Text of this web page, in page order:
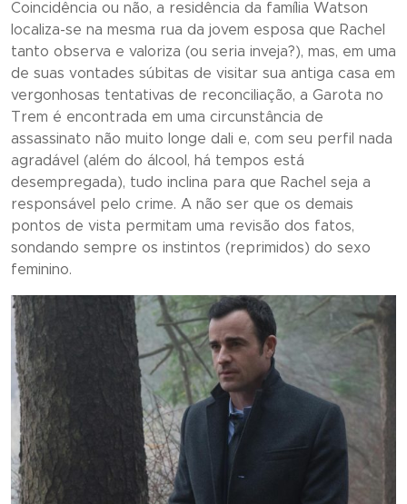
Coincidência ou não, a residência da família Watson
localiza-se na mesma rua da jovem esposa que Rachel
tanto observa e valoriza (ou seria inveja?), mas, em uma
de suas vontades súbitas de visitar sua antiga casa em
vergonhosas tentativas de reconciliação, a Garota no
Trem é encontrada em uma circunstância de
assassinato não muito longe dali e, com seu perfil nada
agradável (além do álcool, há tempos está
desempregada), tudo inclina para que Rachel seja a
responsável pelo crime. A não ser que os demais
pontos de vista permitam uma revisão dos fatos,
sondando sempre os instintos (reprimidos) do sexo
feminino.